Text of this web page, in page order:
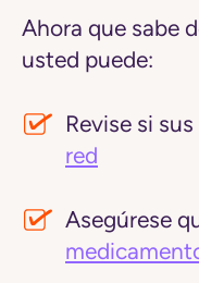
Ahora que sabe
usted puede:
Revise si
red
Asegúrese